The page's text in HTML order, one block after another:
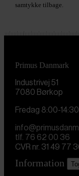
samtykke tilbage.
Primus Danmark
Industrivej 51
7080 Børkop
Fredag 8:00-14:30
tlf. 76 62 00 36
CVR nr. 31 49 77
Information